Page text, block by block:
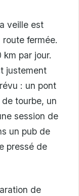
veille est
fermée.
par jour.
justement
: un pont
tourbe, un
session de
un pub de
pressé de
de